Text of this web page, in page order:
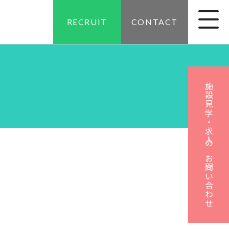
RECRUIT CONTACT
施設見学・求人のお問い合わせ